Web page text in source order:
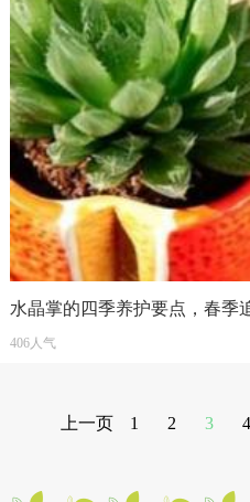
水晶掌的四季养护要点，春季
406人气
上一页 1 2 3 4